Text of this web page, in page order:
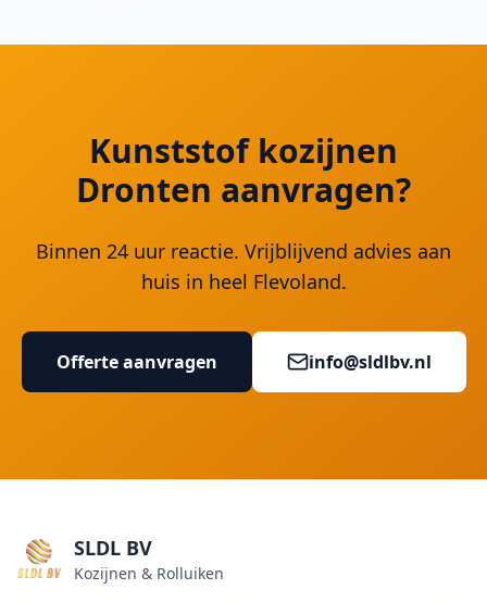
Kunststof kozijnen
Dronten aanvragen?
Binnen 24 uur reactie. Vrijblijvend advies aan
huis in heel Flevoland.
Offerte aanvragen info@sldlbv.nl
SLDL BV
Kozijnen & Rolluiken